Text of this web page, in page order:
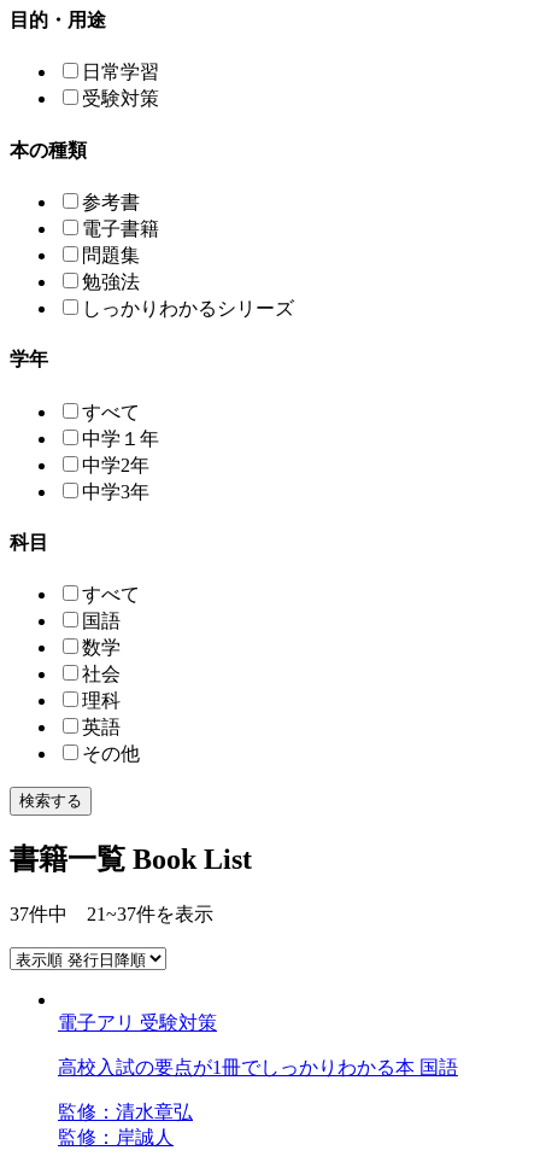
目的・用途
日常学習
受験対策
本の種類
参考書
電子書籍
問題集
勉強法
しっかりわかるシリーズ
学年
すべて
中学１年
中学2年
中学3年
科目
すべて
国語
数学
社会
理科
英語
その他
検索する
書籍一覧 Book List
37件中 21~37件を表示
電子アリ 受験対策
高校入試の要点が1冊でしっかりわかる本 国語
監修：清水章弘
監修：岸誠人